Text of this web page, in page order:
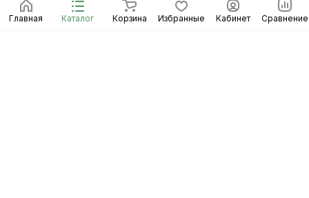
Главная Каталог Корзина Избранные Кабинет Сравнение